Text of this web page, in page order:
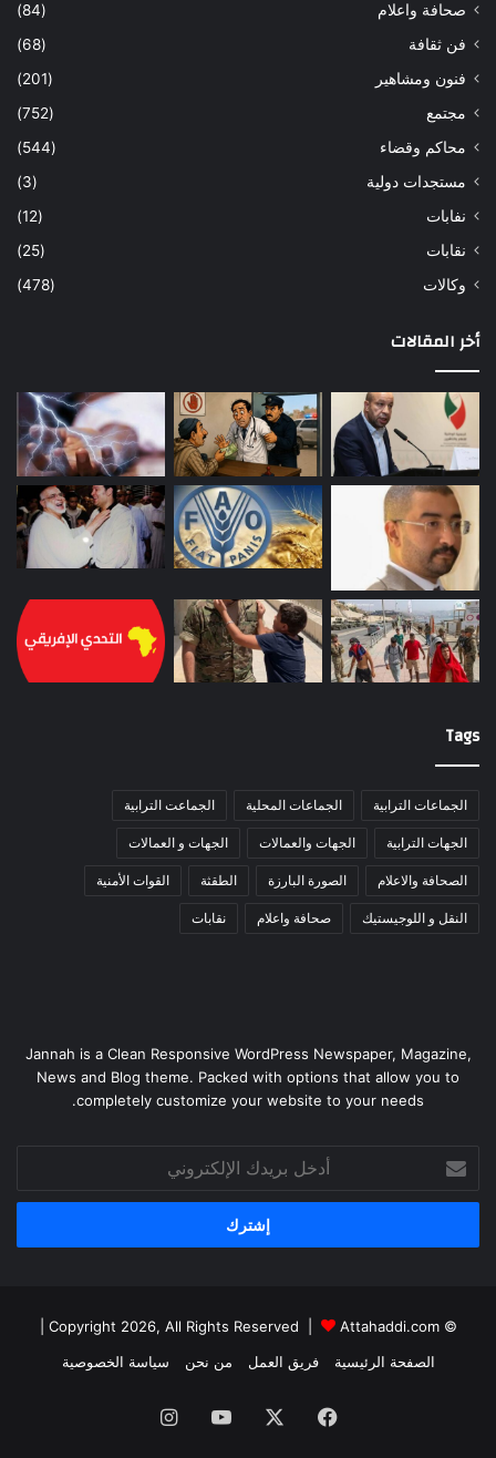
صحافة واعلام
(84)
فن ثقافة
(68)
فنون ومشاهير
(201)
مجتمع
(752)
محاكم وقضاء
(544)
مستجدات دولية
(3)
نفابات
(12)
نقابات
(25)
وكالات
(478)
أخر المقالات
Tags
الجماعات الترابية الجماعات المحلية الجماعت الترابية
الجهات الترابية الجهات والعمالات الجهات و العمالات
الصحافة والاعلام الصورة البارزة الطقثة القوات الأمنية
النقل و اللوجيستيك صحافة واعلام نقابات
Jannah is a Clean Responsive WordPress Newspaper, Magazine,
News and Blog theme. Packed with options that allow you to
completely customize your website to your needs.
أدخل
بريدك
الإلكتروني
© Copyright 2026, All Rights Reserved |
Attahaddi.com
الصفحة الرئيسية
فريق العمل من نحن سياسة الخصوصية
فيسبوك يوتيوب